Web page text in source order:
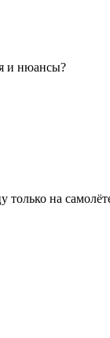
и нюансы?
на